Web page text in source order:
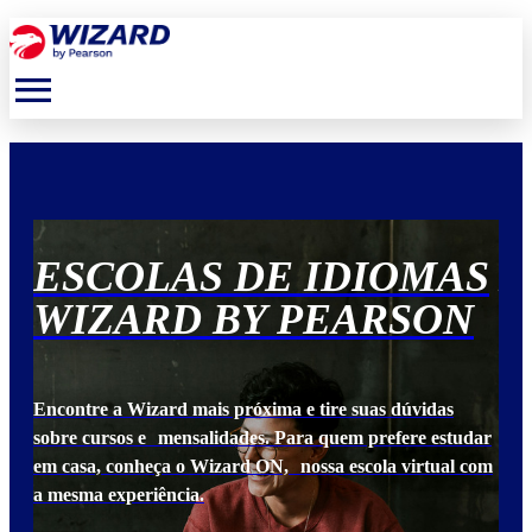
menu
ESCOLAS DE IDIOMAS
WIZARD BY PEARSON
Encontre a Wizard mais próxima e tire suas dúvidas
sobre cursos e mensalidades. Para quem prefere estudar
em casa, conheça o Wizard ON, nossa escola virtual com
a mesma experiência.